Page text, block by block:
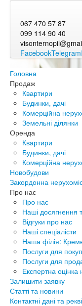
067 470 57 87
099 114 90 40
FacebookTelegram
Головна
Продаж
Квартири
Будинки, дачі
Комерційна
Земельні ділянки
Оренда
Квартири
Будинки, дачі
Комерційна
Новобудови
Закордонна
Про нас
Про нас
Наші досягнення
Відгуки про нас
Наші спеціалісти
Наша філія:
Послуги для
Послуги для
Експертна оцінка
Залишити заявку
Статті та новини
Контактні дані та